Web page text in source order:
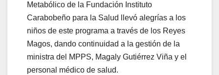
Metabólico de la Fundación Instituto
Carabobeño para la Salud llevó alegrías a los
niños de este programa a través de los Reyes
Magos, dando continuidad a la gestión de la
ministra del MPPS, Magaly Gutiérrez Viña y el
personal médico de salud.